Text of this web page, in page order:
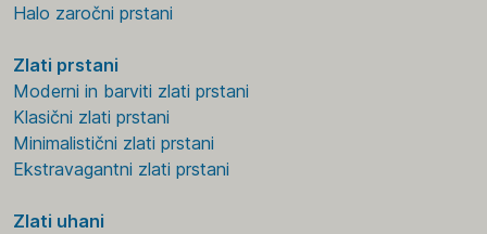
Halo zaročni prstani
Zlati prstani
Moderni in barviti zlati prstani
Klasični zlati prstani
Minimalistični zlati prstani
Ekstravagantni zlati prstani
Zlati uhani